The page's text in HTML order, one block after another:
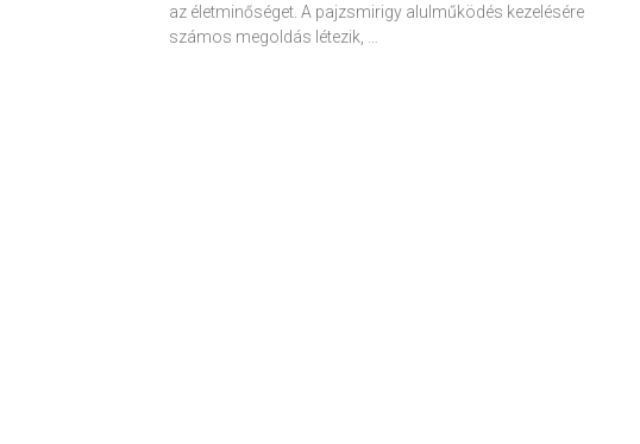
az életminőséget. A pajzsmirigy alulműködés kezelésére
számos megoldás létezik, …